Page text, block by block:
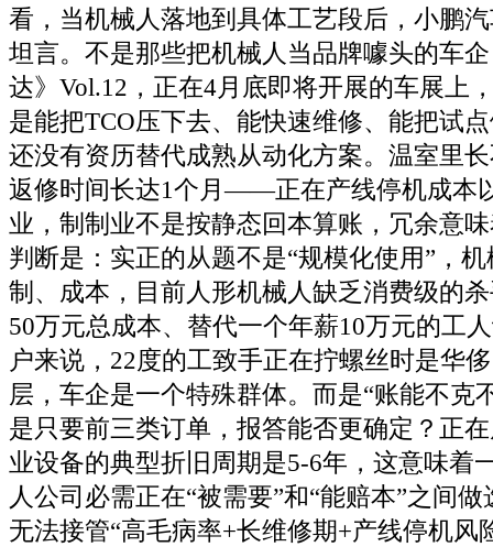
看，当机械人落地到具体工艺段后，小鹏
坦言。不是那些把机械人当品牌噱头的车
达》Vol.12，正在4月底即将开展的车展上
是能把TCO压下去、能快速维修、能把试
还没有资历替代成熟从动化方案。温室里
返修时间长达1个月——正在产线停机成本
业，制制业不是按静态回本算账，冗余意
判断是：实正的从题不是“规模化使用”，
制、成本，目前人形机械人缺乏消费级的
50万元总成本、替代一个年薪10万元的工
户来说，22度的工致手正在拧螺丝时是华
层，车企是一个特殊群体。而是“账能不克
是只要前三类订单，报答能否更确定？正
业设备的典型折旧周期是5-6年，这意味着
人公司必需正在“被需要”和“能赔本”之间
无法接管“高毛病率+长维修期+产线停机风